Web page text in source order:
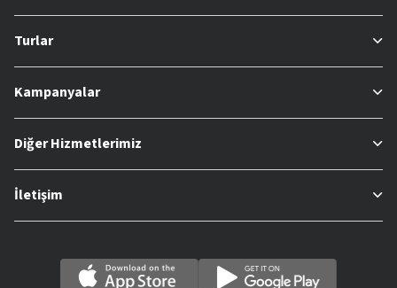
Turlar
Kampanyalar
Diğer Hizmetlerimiz
İletişim